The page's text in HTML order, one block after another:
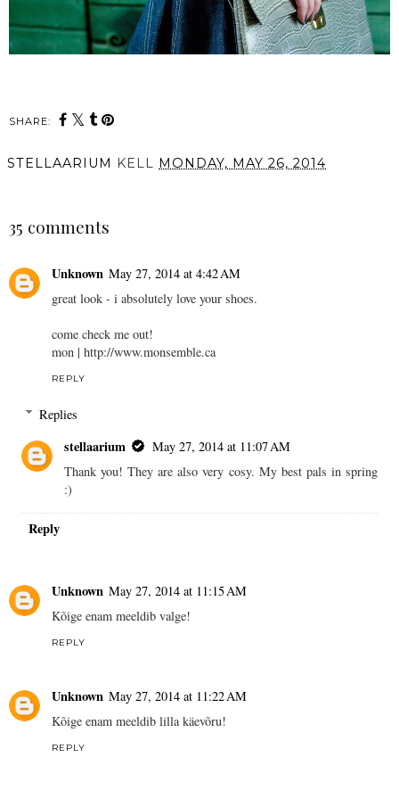
SHARE:
STELLAARIUM KELL MONDAY, MAY 26, 2014
35 comments
Unknown May 27, 2014 at 4:42 AM
great look - i absolutely love your shoes.
come check me out!
mon | http://www.monsemble.ca
REPLY
Replies
stellaarium
May 27, 2014 at 11:07 AM
Thank you! They are also very cosy. My best pals in spring
:)
Reply
Unknown May 27, 2014 at 11:15 AM
Kõige enam meeldib valge!
REPLY
Unknown May 27, 2014 at 11:22 AM
Kõige enam meeldib lilla käevõru!
REPLY